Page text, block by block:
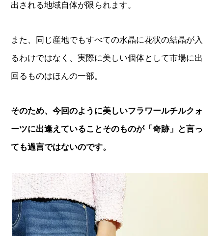
出される地域自体が限られます。
また、同じ産地でもすべての水晶に花状の結晶が入
るわけではなく、実際に美しい個体として市場に出
回るものはほんの一部。
そのため、今回のように美しいフラワールチルクォ
ーツに出逢えていることそのものが「奇跡」と言っ
ても過言ではないのです。